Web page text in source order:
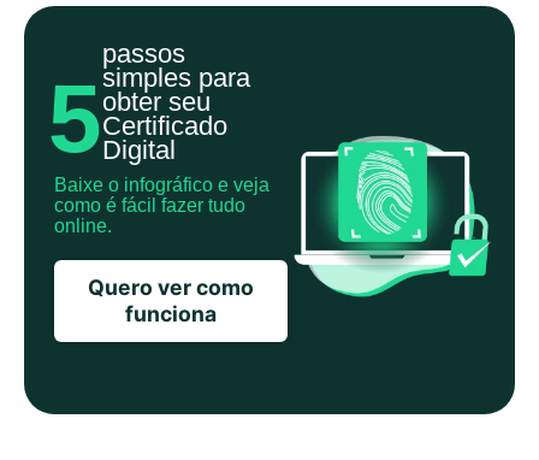
5
passos
simples para
obter seu
Certificado
Digital
Baixe o infográfico e veja
como é fácil fazer tudo
online.
Quero ver como
funciona